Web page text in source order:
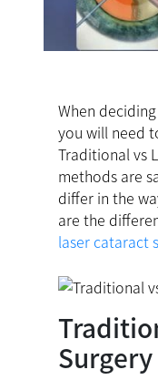
When
you will need
Traditional vs
methods are
differ in the
are the
laser cataract
Surgery